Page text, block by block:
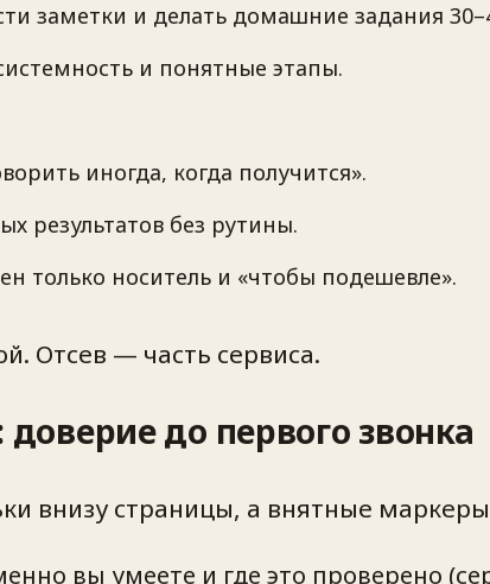
заметки и делать домашние задания
и понятные этапы.
иногда, когда получится».
результатов без рутины.
только носитель и «чтобы подешевле».
Отсев — часть сервиса.
доверие до первого звонка
внизу страницы, а внятные маркеры
вы умеете и где это проверено